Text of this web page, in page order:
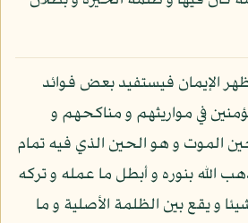
الإيمان فيستفيد بعض فوائد
في مواريثهم و مناكحهم و
الموت و هو الحين الذي فيه تمام
الله بنوره و أبطل ما عمله و تركه
و يقع بين الظلمة الأصلية و ما